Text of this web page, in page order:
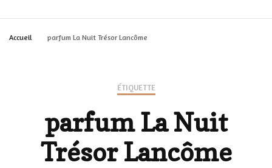
Accueil parfum La Nuit Trésor Lancôme
ÉTIQUETTE
parfum La Nuit
Trésor Lancôme